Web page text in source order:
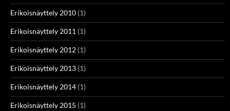
Erikoisnäyttely 2010 (1)
Erikoisnäyttely 2011 (1)
Erikoisnäyttely 2012 (1)
Erikoisnäyttely 2013 (1)
Erikoisnäyttely 2014 (1)
Erikoisnäyttely 2015 (1)